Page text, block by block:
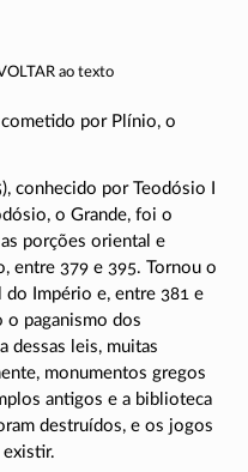
ao texto
por Plínio, o
conhecido por Teodósio I
o Grande, foi o
porções oriental e
entre 379 e 395. Tornou o
Império e, entre 381 e
o paganismo dos
dessas leis, muitas
monumentos gregos
antigos e a biblioteca
destruídos, e os jogos